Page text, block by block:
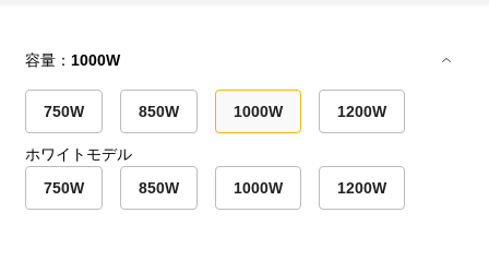
容量： 1000W
750W 850W 1000W 1200W
ホワイトモデル
750W
850W 1000W 1200W